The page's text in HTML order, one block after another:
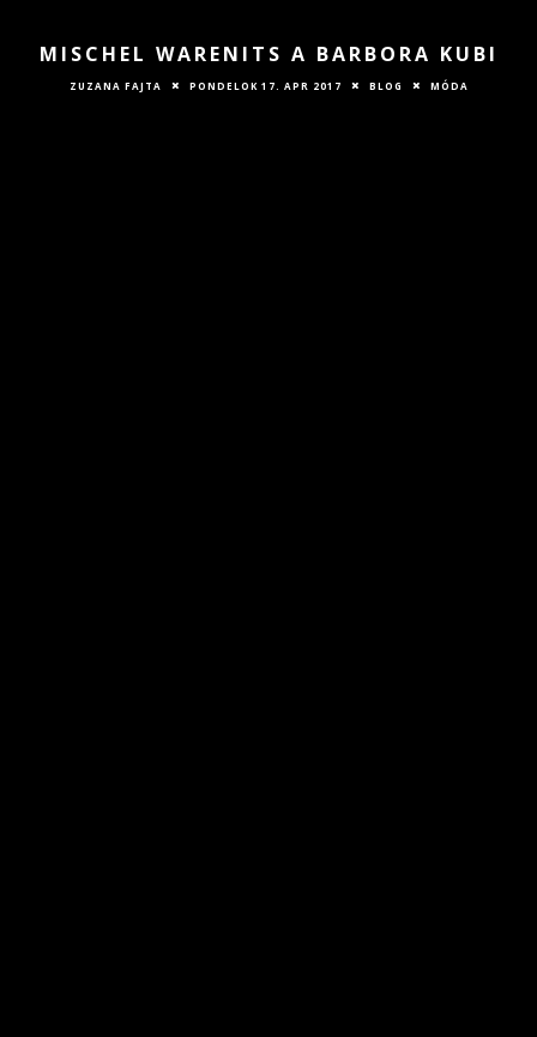
MISCHEL WARENITS A BARBORA KUBI
ZUZANA FAJTA PONDELOK 17. APR 2017 BLOG MÓDA